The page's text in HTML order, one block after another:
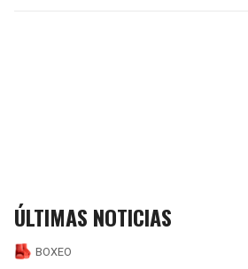
ÚLTIMAS NOTICIAS
BOXEO